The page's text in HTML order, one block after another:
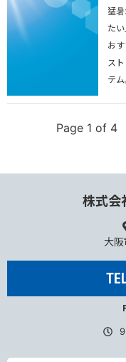
猛
た
お
ス
テ
Page 1 of 4
株式
大